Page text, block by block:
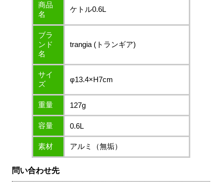
商品
名
ケトル0.6L
ブラ
ンド
名
trangia (トランギア)
サイ
ズ
φ13.4×H7cm
重量 127g
容量 0.6L
素材 アルミ（無垢）
問い合わせ先